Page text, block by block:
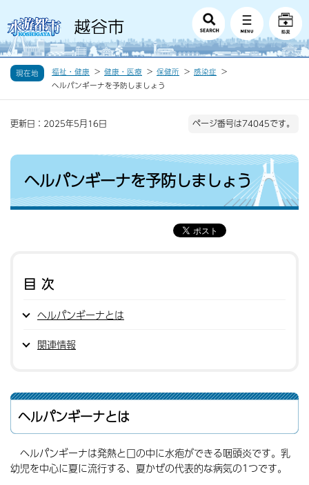
現在地 福祉・健康 健康・医療 保健所
感染症
ヘルパンギーナを予防しましょう
更新日：2025年5月16日 ページ番号は74045です。
ヘルパンギーナを予防しましょう
目次
ヘルパンギーナとは
関連情報
ヘルパンギーナとは
ヘルパンギーナは発熱と口の中に水疱ができる咽頭炎です。乳
幼児を中心に夏に流行する、夏かぜの代表的な病気の1つです。